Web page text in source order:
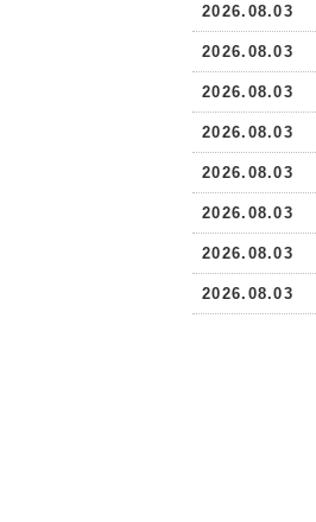
2026.08.03
2026.08.03
2026.08.03
2026.08.03
2026.08.03
2026.08.03
2026.08.03
2026.08.03